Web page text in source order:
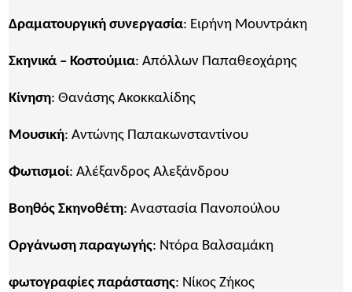
Δραματουργική συνεργασία: Ειρήνη Μουντράκη
Σκηνικά – Κοστούμια: Απόλλων Παπαθεοχάρης
Κίνηση: Θανάσης Ακοκκαλίδης
Μουσική: Αντώνης Παπακωνσταντίνου
Φωτισμοί: Αλέξανδρος Αλεξάνδρου
Βοηθός Σκηνοθέτη: Αναστασία Πανοπούλου
Οργάνωση παραγωγής: Ντόρα Βαλσαμάκη
φωτογραφίες παράστασης: Νίκος Ζήκος